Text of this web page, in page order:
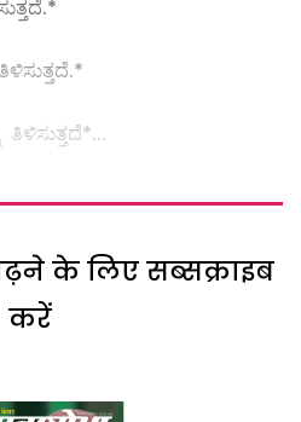
के लिए सब्सक्राइब
करें